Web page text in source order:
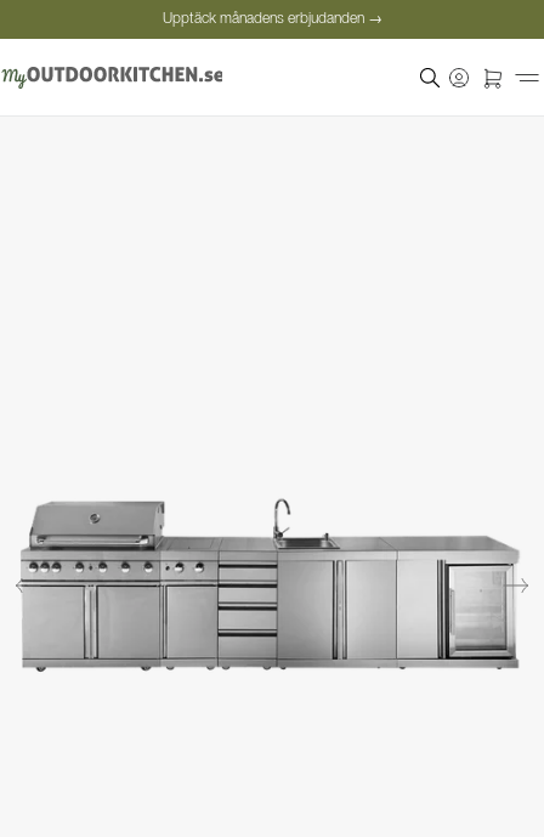
Upptäck månadens erbjudanden →